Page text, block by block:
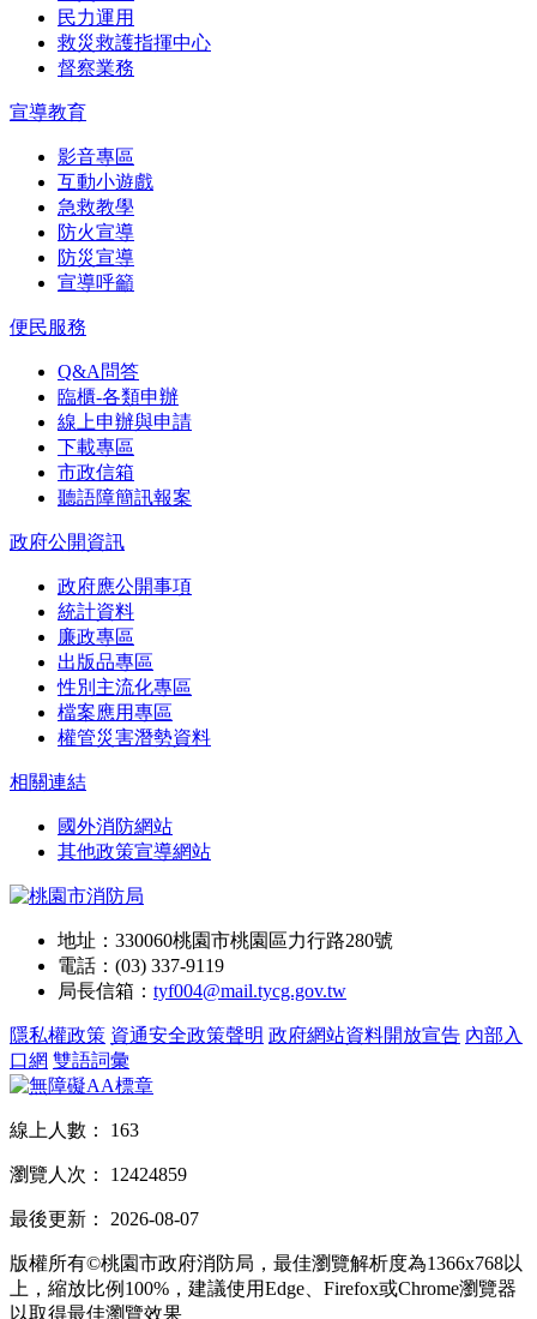
民力運用
救災救護指揮中心
督察業務
宣導教育
影音專區
互動小遊戲
急救教學
防火宣導
防災宣導
宣導呼籲
便民服務
Q&A問答
臨櫃-各類申辦
線上申辦與申請
下載專區
市政信箱
聽語障簡訊報案
政府公開資訊
政府應公開事項
統計資料
廉政專區
出版品專區
性別主流化專區
檔案應用專區
權管災害潛勢資料
相關連結
國外消防網站
其他政策宣導網站
地址：330060桃園市桃園區力行路280號
電話：(03) 337-9119
局長信箱： tyf004@mail.tycg.gov.tw
隱私權政策 資通安全政策聲明 政府網站資料開放宣告 內部入
口網 雙語詞彙
線上人數： 163
瀏覽人次： 12424859
最後更新： 2026-08-07
版權所有©桃園市政府消防局，最佳瀏覽解析度為1366x768以
上，縮放比例100%，建議使用Edge、Firefox或Chrome瀏覽器
以取得最佳瀏覽效果